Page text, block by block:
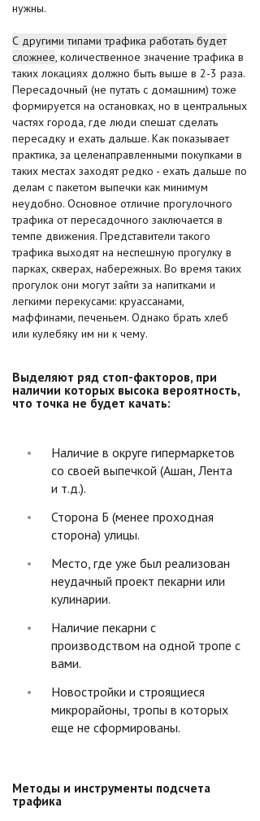
нужны.
С другими типами трафика работать будет
сложнее, количественное значение трафика в
таких локациях должно быть выше в 2-3 раза.
Пересадочный (не путать с домашним) тоже
формируется на остановках, но в центральных
частях города, где люди спешат сделать
пересадку и ехать дальше. Как показывает
практика, за целенаправленными покупками в
таких местах заходят редко - ехать дальше по
делам с пакетом выпечки как минимум
неудобно. Основное отличие прогулочного
трафика от пересадочного заключается в
темпе движения. Представители такого
трафика выходят на неспешную прогулку в
парках, скверах, набережных. Во время таких
прогулок они могут зайти за напитками и
легкими перекусами: круассанами,
маффинами, печеньем. Однако брать хлеб
или кулебяку им ни к чему.
Выделяют ряд стоп-факторов, при
наличии которых высока вероятность,
что точка не будет качать:
Наличие в округе гипермаркетов
со своей выпечкой (Ашан, Лента
и т.д.).
Сторона Б (менее проходная
сторона) улицы.
Место, где уже был реализован
неудачный проект пекарни или
кулинарии.
Наличие пекарни с
производством на одной тропе с
вами.
Новостройки и строящиеся
микрорайоны, тропы в которых
еще не сформированы.
Методы и инструменты подсчета
трафика